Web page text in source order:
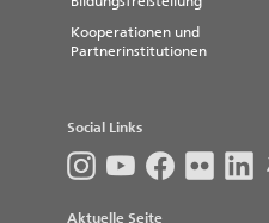
Kooperationen und
Partnerinstitutionen
Social Links
Aktuelle Seite